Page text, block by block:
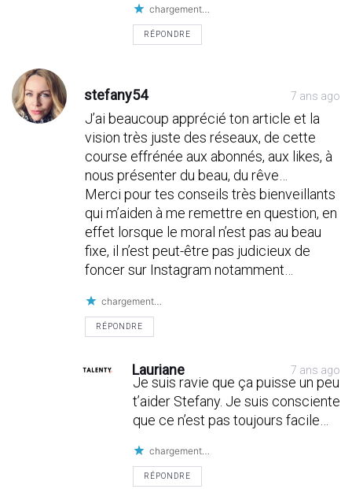
chargement…
RÉPONDRE
stefany54 7 ans ago
J’ai beaucoup apprécié ton article et la
vision très juste des réseaux, de cette
course effrénée aux abonnés, aux likes, à
nous présenter du beau, du rêve…
Merci pour tes conseils très bienveillants
qui m’aiden à me remettre en question, en
effet lorsque le moral n’est pas au beau
fixe, il n’est peut-être pas judicieux de
foncer sur Instagram notamment…
chargement…
RÉPONDRE
Lauriane 7 ans ago
Je suis ravie que ça puisse un peu
t’aider Stefany. Je suis consciente
que ce n’est pas toujours facile…
chargement…
RÉPONDRE